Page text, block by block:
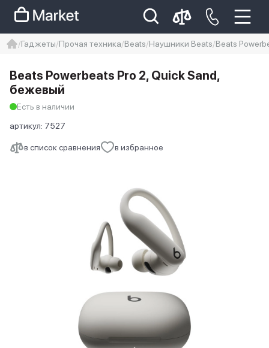
Iphone 14 pro max
айфон 14
Гаджеты Прочая техника Beats Наушники Beats Beats
в список сравнения в избранное
Beats Powerbeats Pro 2, Quick Sand,
бежевый
Есть в наличии
артикул: 7527